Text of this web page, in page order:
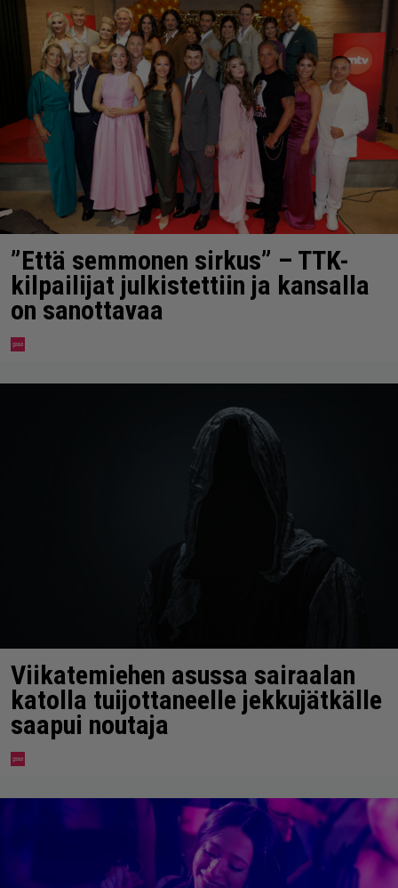
”Että semmonen sirkus” – TTK-
kilpailijat julkistettiin ja kansalla
on sanottavaa
Viikatemiehen asussa sairaalan
katolla tuijottaneelle jekkujätkälle
saapui noutaja